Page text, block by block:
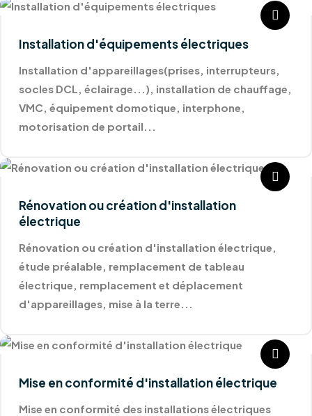
Installation d'équipements électriques
Installation d'appareillages(prises, interrupteurs,
socles DCL, éclairage...), installation de chauffage,
VMC, équipement domotique, interphone,
motorisation de portail...
Rénovation ou création d'installation
électrique
Rénovation ou création d'installation électrique,
étude préalable, remplacement de tableau
électrique, remplacement et déplacement
d'appareillages, mise à la terre...
Mise en conformité d'installation électrique
Mise en conformité des installations électriques